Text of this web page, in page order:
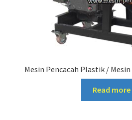
Mesin Pencacah Plastik /
Read more